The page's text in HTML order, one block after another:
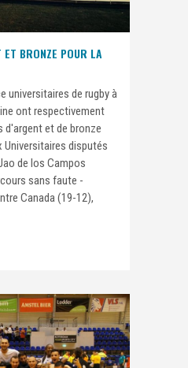
ET BRONZE POUR LA
universitaires de rugby à
ont respectivement
d'argent et de bronze
Universitaires disputés
de los Campos
sans faute -
Canada (19-12),